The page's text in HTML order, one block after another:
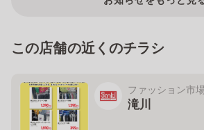
この店舗の近くのチラシ
ファッション市
滝川